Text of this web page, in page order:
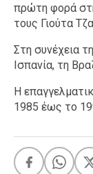
πρώτη φορά
τους Γιούτα
Στη συνέχεια
Ισπανία, τη
Η
1985 έως το